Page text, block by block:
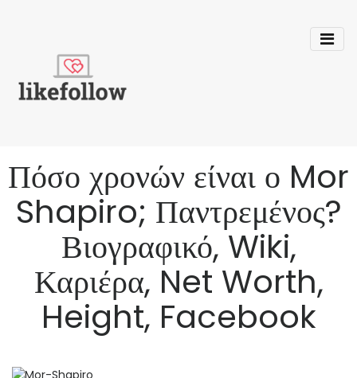
Πόσο χρονών είναι ο Mor
Shapiro; Παντρεμένος?
Βιογραφικό, Wiki,
Καριέρα, Net Worth,
Height, Facebook